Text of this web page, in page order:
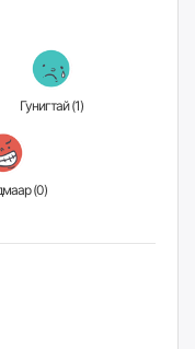
Гунигтай (1)
Үзэн ядмаар (0)